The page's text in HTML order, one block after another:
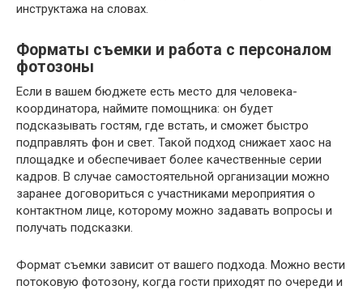
инструктажа на словах.
Форматы съемки и работа с персоналом
фотозоны
Если в вашем бюджете есть место для человека-
координатора, наймите помощника: он будет
подсказывать гостям, где встать, и сможет быстро
подправлять фон и свет. Такой подход снижает хаос на
площадке и обеспечивает более качественные серии
кадров. В случае самостоятельной организации можно
заранее договориться с участниками мероприятия о
контактном лице, которому можно задавать вопросы и
получать подсказки.
Формат съемки зависит от вашего подхода. Можно вести
потоковую фотозону, когда гости приходят по очереди и